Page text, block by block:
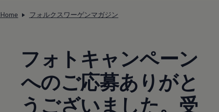
Home フォルクスワーゲンマガジン
フォトキャンペーン
へのご応募ありがと
うございました。受